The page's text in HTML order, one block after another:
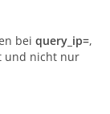
bei query_ip=,
und nicht nur